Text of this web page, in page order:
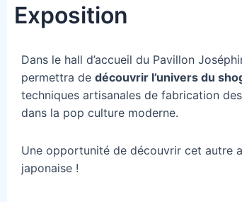
Exposition
Dans le hall d’accueil du Pavillon
permettra de découvrir l’univers du
techniques artisanales de fabrication
dans la pop culture moderne.
Une opportunité de découvrir cet autre
japonaise !